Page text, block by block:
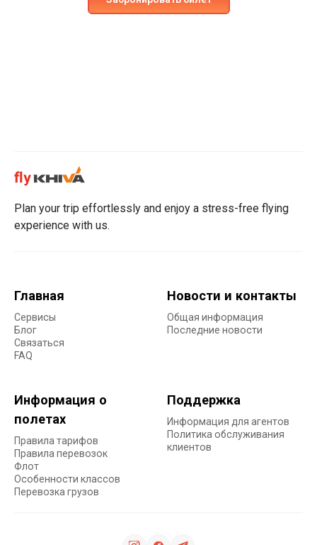
Plan your trip effortlessly and enjoy a stress-free flying
experience with us.
Главная
Сервисы
Блог
Связаться
FAQ
Новости и контакты
Общая информация
Последние новости
Информация о
полетах
Правила тарифов
Правила перевозок
Флот
Особенности классов
Перевозка грузов
Поддержка
Информация для агентов
Политика обслуживания
клиентов